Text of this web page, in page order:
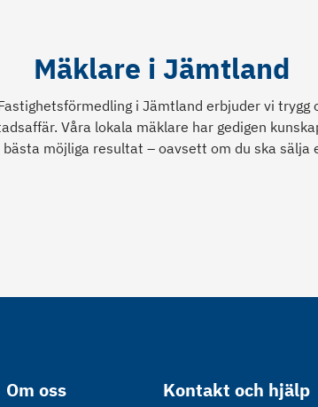
Mäklare i Jämtland
i Jämtland erbjuder vi trygg
Våra lokala mäklare har gedigen
möjliga resultat – oavsett om du ska sälja
Om oss Kontakt och hjälp